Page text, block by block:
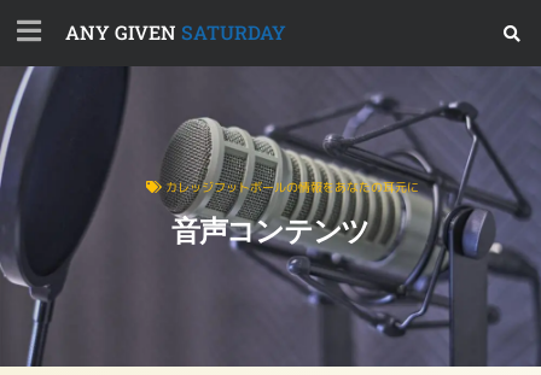
ANY GIVEN SATURDAY
カレッジフットボールの情報をあなたの耳元に
音声コンテンツ